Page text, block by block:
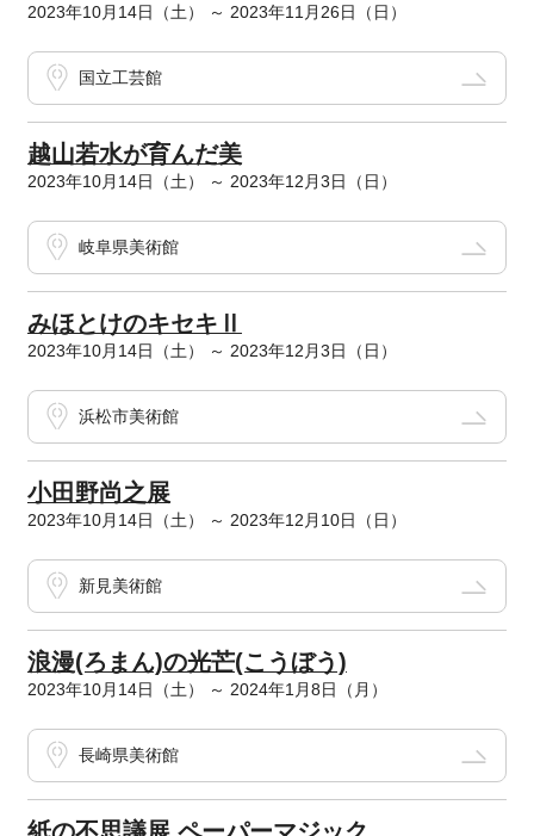
2023年10月14日（土） ～ 2023年11月26日（日）
国立工芸館
越山若水が育んだ美
2023年10月14日（土） ～ 2023年12月3日（日）
岐阜県美術館
みほとけのキセキⅡ
2023年10月14日（土） ～ 2023年12月3日（日）
浜松市美術館
小田野尚之展
2023年10月14日（土） ～ 2023年12月10日（日）
新見美術館
浪漫(ろまん)の光芒(こうぼう)
2023年10月14日（土） ～ 2024年1月8日（月）
長崎県美術館